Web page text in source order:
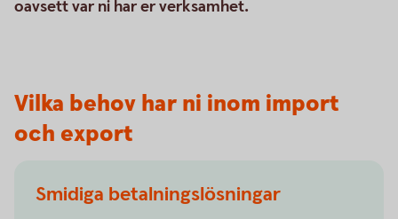
oavsett var ni har er verksamhet.
Vilka behov har ni inom import
och export
Smidiga betalningslösningar